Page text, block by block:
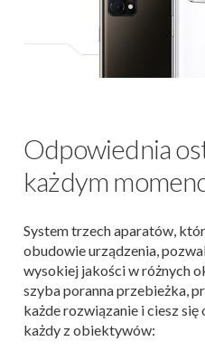
Odpowiednia
każdym
System trzech aparatów,
obudowie urządzenia,
wysokiej jakości w różnych
szyba poranna przebieżka,
każde rozwiązanie i ciesz
każdy z obiektywów: